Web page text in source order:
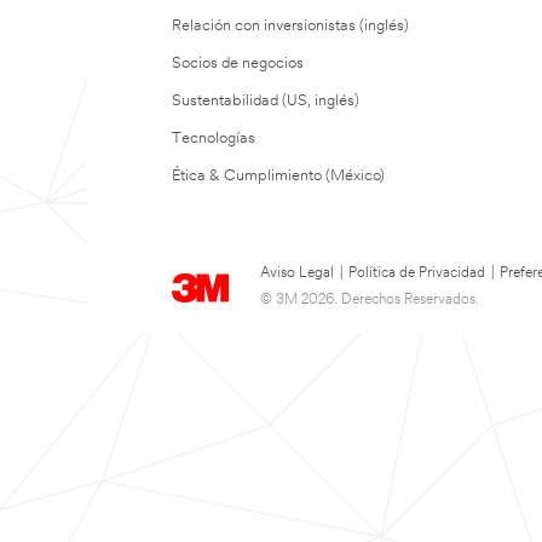
Relación con inversionistas (inglés)
Socios de negocios
Sustentabilidad (US, inglés)
Tecnologías
Ética & Cumplimiento (México)
Aviso Legal Política de Privacidad
© 3M 2026. Derechos Reservados.